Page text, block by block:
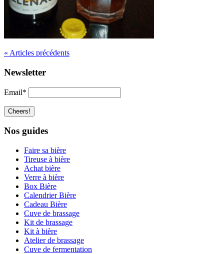
« Articles précédents
Newsletter
Email*
Nos guides
Faire sa bière
Tireuse à bière
Achat bière
Verre à bière
Box Bière
Calendrier Bière
Cadeau Bière
Cuve de brassage
Kit de brassage
Kit à bière
Atelier de brassage
Cuve de fermentation